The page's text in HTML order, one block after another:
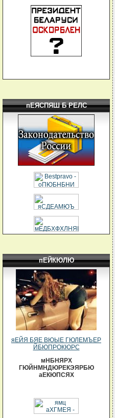
пЕЯСПЯШ Б РЕЛС
пЕЙКЮЛЮ
яЕЙЯ БЯЕ ВЮЫЕ ГЮЛЕМЪЕР
ЙБЮПРОКЮРС
мНБНЯРХ
ГЮЙНМНДЮРЕКЭЯРБЮ
аЕКЮПСЯХ